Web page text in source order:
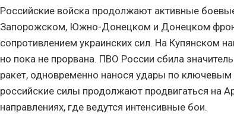
Российские войска продолжают активные
Запорожском, Южно-Донецком и Донецком
сопротивлением украинских сил. На Купянском
но пока не прорвана. ПВО России сбила
ракет, одновременно нанося удары по
российские силы продолжают продвигаться на
направлениях, где ведутся интенсивные бои.